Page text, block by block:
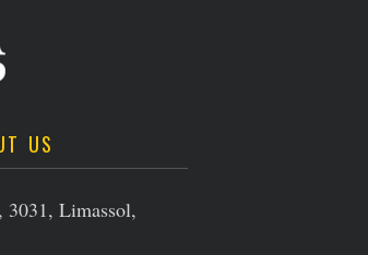
US
Limassol,